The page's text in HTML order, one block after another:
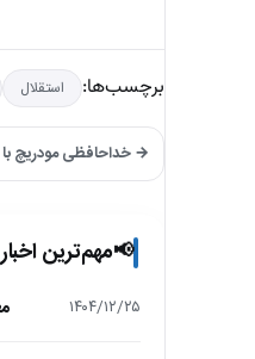
برچسب‌ها: استقلال
→ خداحافظی مودریچ با
📢مهم‌ترین اخبار
۱۴۰۴/۱۲/۲۵